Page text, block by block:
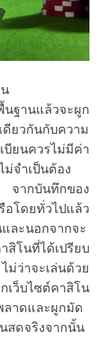
ฐานแล้วจะผูก
ดียวกันกับความ
บียนควรไม่มีค่า
จำเป็นต้อง
จากบันทึกของ
โดยทั่วไปแล้ว
ละนอกจากจะ
สิโนที่ได้เปรียบ
ว่าจะเล่นด้วย
เว็บไซต์คาสิโน
ลาดและผูกมัด
สดจริงจากนั้น